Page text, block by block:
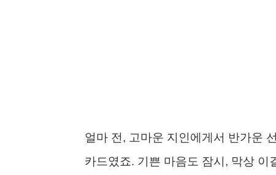
얼마 전, 고마운 지인에게서 반가운
카드였죠. 기쁜 마음도 잠시, 막상